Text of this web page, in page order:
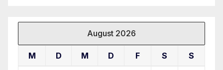
August 2026
M D M D F S S